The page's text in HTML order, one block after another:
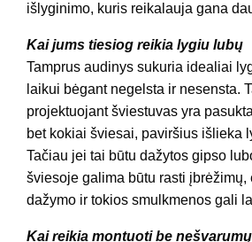
išlyginimo, kuris reikalauja gana
Kai jums tiesiog reikia lygiu lubų
Tamprus audinys sukuria idealiai
laikui bėgant negelsta ir nesensta.
projektuojant šviestuvas yra
bet kokiai šviesai, paviršius išlieka
Tačiau jei tai būtu dažytos gipso
šviesoje galima būtu rasti įbrėžimų,
dažymo ir tokios smulkmenos gali
Kai reikia montuoti be nešvarumų